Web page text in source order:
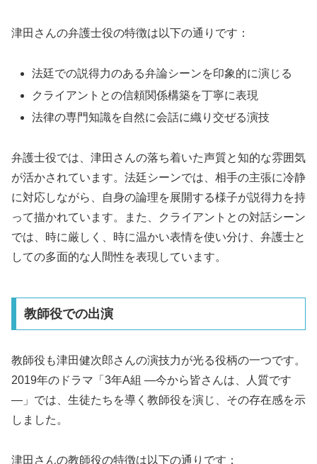
津田さんの弁護士役の特徴は以下の通りです：
法廷での説得力のある弁論シーンを印象的に演じる
クライアントとの信頼関係構築を丁寧に表現
法律の専門知識を自然に会話に織り交ぜる演技
弁護士役では、津田さんの落ち着いた声質と知的な雰囲気
が活かされています。法廷シーンでは、相手の主張に冷静
に対応しながら、自身の論理を展開する様子が説得力を持
って描かれています。また、クライアントとの対話シーン
では、時に厳しく、時に温かい表情を使い分け、弁護士と
しての多面的な人間性を表現しています。
教師役での出演
教師役も津田健次郎さんの演技力が光る役柄の一つです。
2019年のドラマ「3年A組 ―今から皆さんは、人質です
―」では、生徒たちを導く教師役を演じ、その存在感を示
しました。
津田さんの教師役の特徴は以下の通りです：